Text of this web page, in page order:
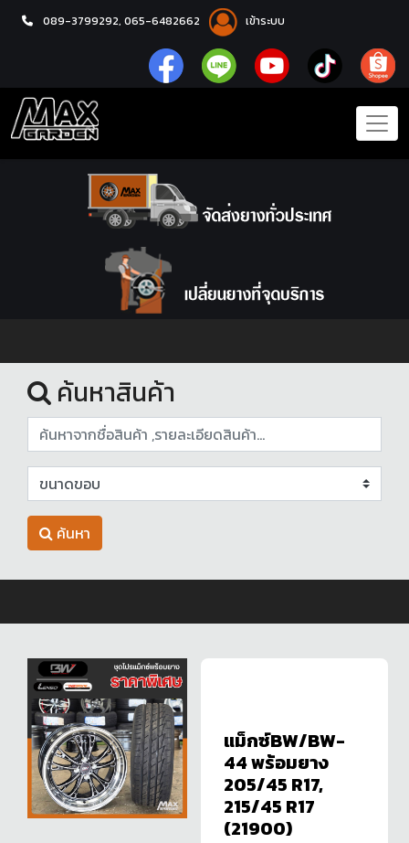
089-3799292, 065-6482662 เข้าระบบ
หน้าแรก
ค้นหาสินค้า
ค้นหา
แม็กซ์BW/BW-
44 พร้อมยาง
205/45 R17,
215/45 R17
(21900)